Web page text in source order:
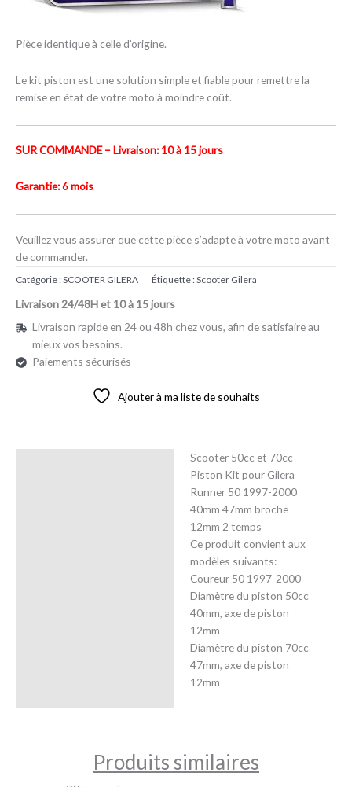
Pièce identique à celle d’origine.
Le kit piston est une solution simple et fiable pour remettre la
remise en état de votre moto à moindre coût.
SUR COMMANDE – Livraison: 10 à 15 jours
Garantie: 6 mois
Veuillez vous assurer que cette pièce s’adapte à votre moto avant
de commander.
Catégorie :SCOOTER GILERA Étiquette :Scooter Gilera
Livraison 24/48H et 10 à 15 jours
Livraison rapide en 24 ou 48h chez vous, afin de satisfaire au
mieux vos besoins.
Paiements sécurisés
Ajouter à ma liste de souhaits
Scooter 50cc et 70cc
Piston Kit pour Gilera
Runner 50 1997-2000
40mm 47mm broche
12mm 2 temps
Ce produit convient aux
modèles suivants:
Coureur 50 1997-2000
Diamètre du piston 50cc
40mm, axe de piston
12mm
Diamètre du piston 70cc
47mm, axe de piston
12mm
Produits similaires